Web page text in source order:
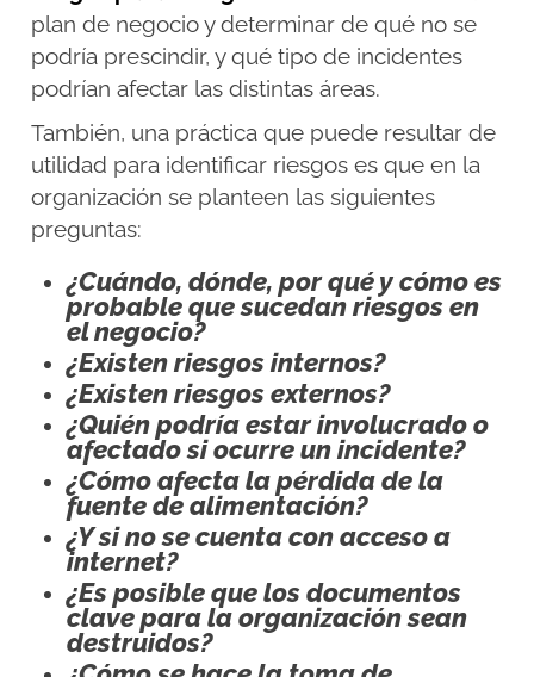
plan de negocio y determinar de qué no se
podría prescindir, y qué tipo de incidentes
podrían afectar las distintas áreas.
También, una práctica que puede resultar de
utilidad para identificar riesgos es que en la
organización se planteen las siguientes
preguntas:
¿Cuándo, dónde, por qué y cómo es
probable que sucedan riesgos en
el negocio?
¿Existen riesgos internos?
¿Existen riesgos externos?
¿Quién podría estar involucrado o
afectado si ocurre un incidente?
¿Cómo afecta la pérdida de la
fuente de alimentación?
¿Y si no se cuenta con acceso a
internet?
¿Es posible que los documentos
clave para la organización sean
destruidos?